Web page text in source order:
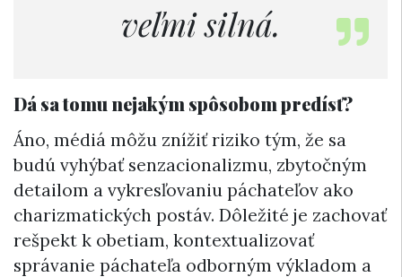
veľmi silná.
Dá sa tomu nejakým spôsobom predísť?
Áno, médiá môžu znížiť riziko tým, že sa
budú vyhýbať senzacionalizmu, zbytočným
detailom a vykresľovaniu páchateľov ako
charizmatických postáv. Dôležité je zachovať
rešpekt k obetiam, kontextualizovať
správanie páchateľa odborným výkladom a